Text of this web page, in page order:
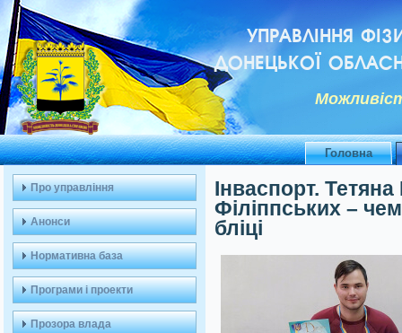
УПРАВЛІННЯ
ДОНЕЦЬКОЇ
Головна
Про управління
Анонси
Нормативна база
Програми і проекти
Прозора влада
Інваспорт.
Філіппських –
бліці